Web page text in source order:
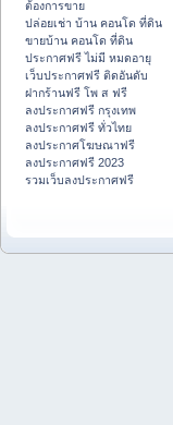
ต้องการขาย
ปล่อยเช่า บ้าน คอนโด ที่ดิน
ขายบ้าน คอนโด ที่ดิน
ประกาศฟรี ไม่มี หมดอายุ
เว็บประกาศฟรี ติดอันดับ
ฝากร้านฟรี โพ ส ฟรี
ลงประกาศฟรี กรุงเทพ
ลงประกาศฟรี ทั่วไทย
ลงประกาศโฆษณาฟรี
ลงประกาศฟรี 2023
รวมเว็บลงประกาศฟรี